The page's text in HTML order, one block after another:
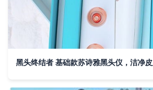
黑头终结者 基础款苏诗雅黑头仪，洁净